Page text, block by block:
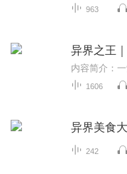
963
异界之王
1606
异界美食
242